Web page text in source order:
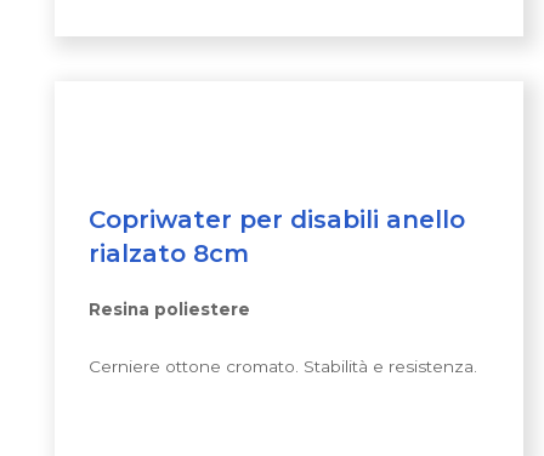
Copriwater per disabili anello
rialzato 8cm
Resina poliestere
Cerniere ottone cromato. Stabilità e resistenza.